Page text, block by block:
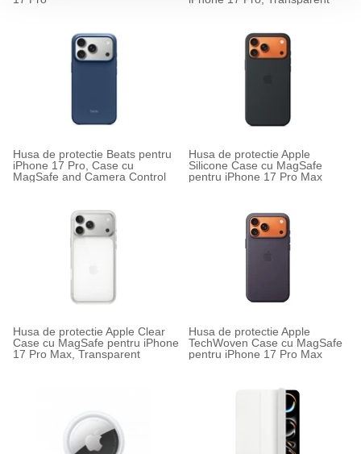
Husa de protectie Beats pentru
iPhone 17 Pro, Case cu
MagSafe and Camera Control
Husa de protectie Apple
Silicone Case cu MagSafe
pentru iPhone 17 Pro Max
Husa de protectie Apple Clear
Case cu MagSafe pentru iPhone
17 Pro Max, Transparent
Husa de protectie Apple
TechWoven Case cu MagSafe
pentru iPhone 17 Pro Max